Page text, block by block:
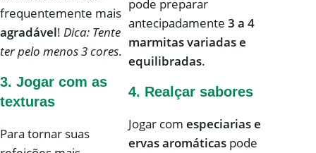
frequentemente mais
agradável! Dica: Tente
ter pelo menos 3 cores.
3. Jogar com as
texturas
Para tornar suas
pode preparar
antecipadamente 3 a 4
marmitas variadas e
equilibradas.
4. Realçar sabores
Jogar com especiarias e
ervas aromáticas pode